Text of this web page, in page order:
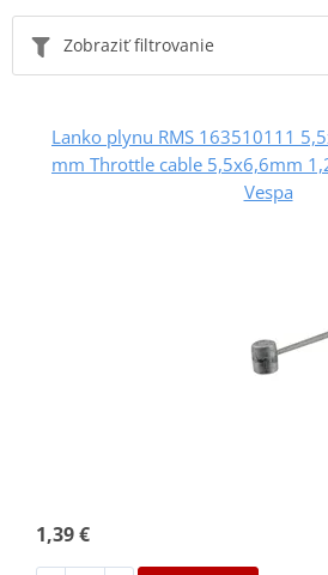
Zobraziť filtrovanie
Lanko plynu RMS 163510111
mm Throttle cable 5,5x6,6mm
Vespa
1,39 €